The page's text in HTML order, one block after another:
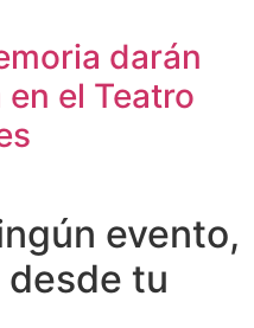
darán
el Teatro
evento,
tu